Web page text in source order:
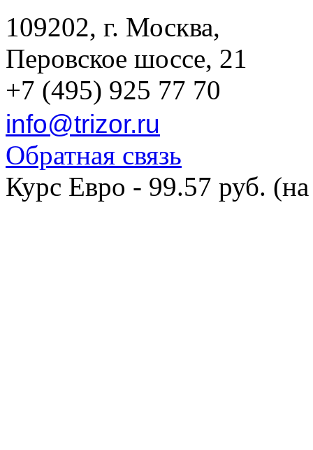
109202, г. Москва,
Перовское шоссе, 21
+7 (495) 925 77 70
info@trizor.ru
Обратная связь
Курс Евро - 99.57 руб.